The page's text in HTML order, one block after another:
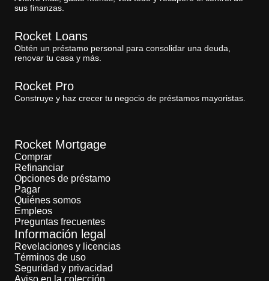
sus finanzas.
Rocket Loans
Obtén un préstamo personal para consolidar una deuda,
renovar tu casa y más.
Rocket Pro
Construye y haz crecer tu negocio de préstamos mayoristas.
Rocket Mortgage
Comprar
Refinanciar
Opciones de préstamo
Pagar
Quiénes somos
Empleos
Preguntas frecuentes
Información legal
Revelaciones y licencias
Términos de uso
Seguridad y privacidad